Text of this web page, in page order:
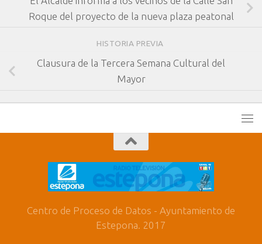
Roque del proyecto de la nueva plaza peatonal
HISTORIA PREVIA
Clausura de la Tercera Semana Cultural del
Mayor
Centro de Proceso de Datos - Ayuntamiento de
Estepona. 2017